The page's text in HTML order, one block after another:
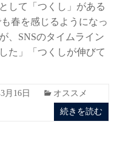
して「つくし」がある
春を感じるようになっ
、SNSのタイムライン
た」「つくしが伸びて
月16日
オススメ
続きを読む